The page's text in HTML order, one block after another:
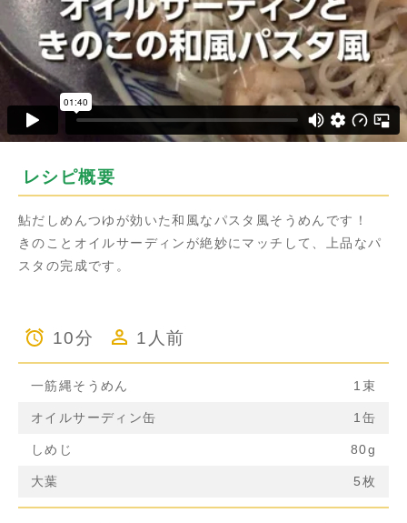
レシピ概要
鮎だしめんつゆが効いた和風なパスタ風そうめんです！
きのことオイルサーディンが絶妙にマッチして、上品なパ
スタの完成です。
10分 1人前
一筋縄そうめん 1束
オイルサーディン缶 1缶
しめじ 80g
大葉 5枚